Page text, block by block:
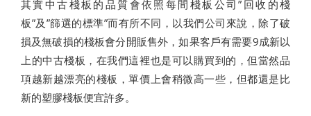
其實中古棧板的品質會依照每間棧板公司”回收的棧
板”及”篩選的標準”而有所不同，以我們公司來說，除了破
損及無破損的棧板會分開販售外，如果客戶有需要9成新以
上的中古棧板，在我們這裡也是可以購買到的，但當然品
項越新越漂亮的棧板，單價上會稍微高一些，但都還是比
新的塑膠棧板便宜許多。